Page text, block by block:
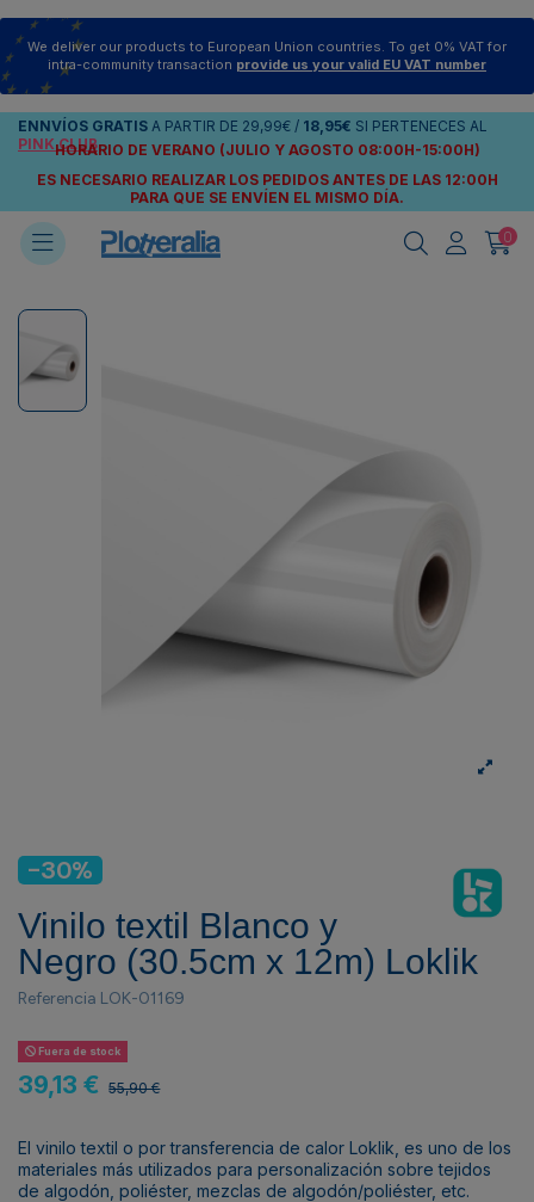
We deliver our products to European Union countries. To get 0% VAT for
intra-community transaction provide us your valid EU VAT number
ENNVÍOS GRATIS A PARTIR DE 29,99€ / 18,95€ SI PERTENECES AL
PINK CLUB
HORARIO DE VERANO (JULIO Y AGOSTO 08:00H-15:00H)
ES NECESARIO REALIZAR LOS PEDIDOS ANTES DE LAS 12:00H
PARA QUE SE ENVÍEN EL MISMO DÍA.
0
-30%
Vinilo textil Blanco y
Negro (30.5cm x 12m) Loklik
Referencia LOK-01169
Fuera de stock
39,13 € 55,90 €
El vinilo textil o por transferencia de calor Loklik, es uno de los
materiales más utilizados para personalización sobre tejidos
de algodón, poliéster, mezclas de algodón/poliéster, etc.